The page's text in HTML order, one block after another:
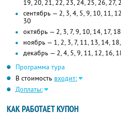
19, 20, 21, 22, 23, 24, 25, 26, 27,
сентябрь — 2, 3, 4, 5, 9, 10, 11,
30
октябрь — 2, 3, 7, 9, 10, 14, 17,
ноябрь — 1, 2, 3, 7, 11, 13, 14,
декабрь — 2, 4, 5, 9, 11, 12, 16,
Программа тура
В стоимость входит:
Доплаты:
КАК РАБОТАЕТ КУПОН